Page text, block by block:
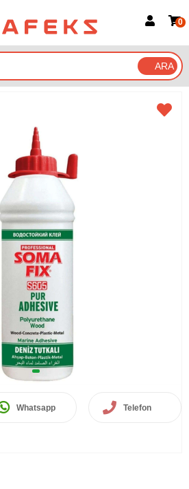
Google İle Bağlan
0
Whatsapp Telefon